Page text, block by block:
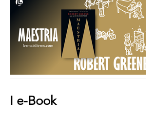
“Maestria” Robert Greene
I e-Book